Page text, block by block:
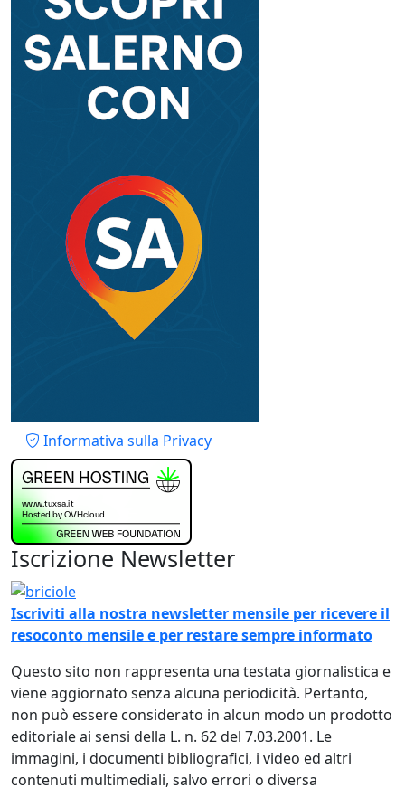
Piè di pagina
Informativa sulla Privacy
Iscrizione Newsletter
Immagine
Iscriviti alla nostra newsletter mensile per ricevere il
resoconto mensile e per restare sempre informato
Questo sito non rappresenta una testata giornalistica e
viene aggiornato senza alcuna periodicità. Pertanto,
non può essere considerato in alcun modo un prodotto
editoriale ai sensi della L. n. 62 del 7.03.2001. Le
immagini, i documenti bibliografici, i video ed altri
contenuti multimediali, salvo errori o diversa